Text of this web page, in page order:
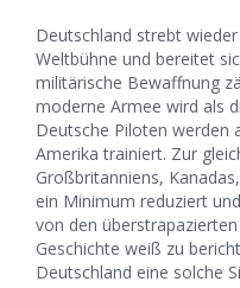
Deutschland strebt
Weltbühne und bereitet
militärische Bewaffnung
moderne Armee wird als
Deutsche Piloten werden
Amerika trainiert. Zur
Großbritanniens,
ein Minimum reduziert
von den
Geschichte weiß zu
Deutschland eine solche